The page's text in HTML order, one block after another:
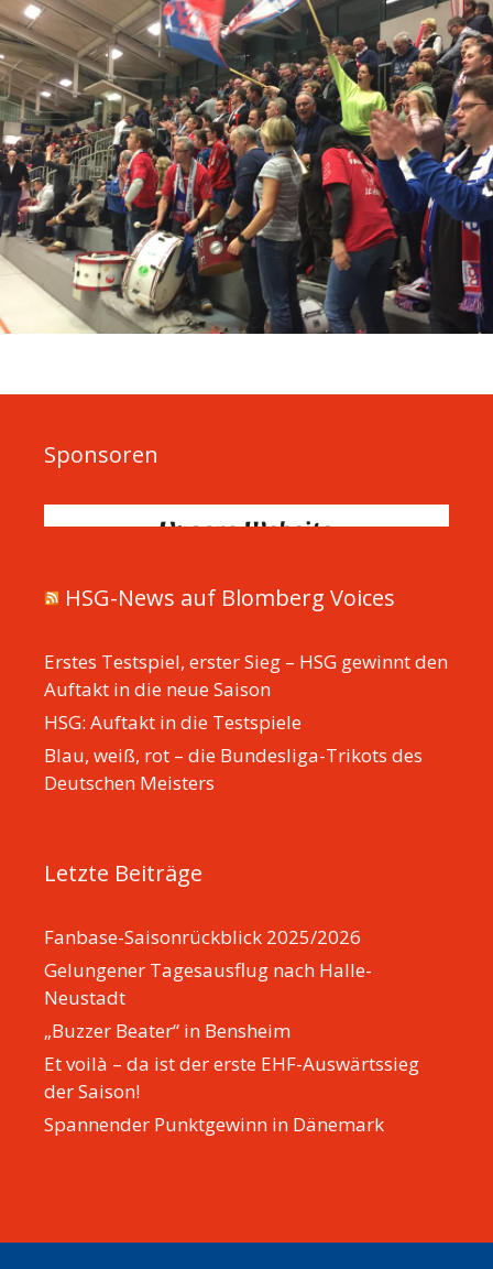
Sponsoren
HSG-News auf Blomberg Voices
Erstes Testspiel, erster Sieg – HSG gewinnt den
Auftakt in die neue Saison
HSG: Auftakt in die Testspiele
Blau, weiß, rot – die Bundesliga-Trikots des
Deutschen Meisters
Letzte Beiträge
Fanbase-Saisonrückblick 2025/2026
Gelungener Tagesausflug nach Halle-
Neustadt
„Buzzer Beater“ in Bensheim
Et voilà – da ist der erste EHF-Auswärtssieg
der Saison!
Spannender Punktgewinn in Dänemark